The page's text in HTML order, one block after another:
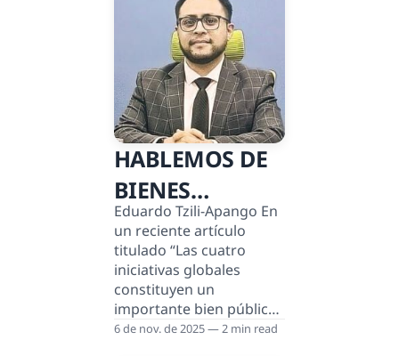
HABLEMOS DE
BIENES
PÚBLICOS
GLOBALES
Eduardo Tzili-Apango En
un reciente artículo
titulado “Las cuatro
iniciativas globales
constituyen un
importante bien público
internacional”, el
6 de nov. de 2025 — 2 min read